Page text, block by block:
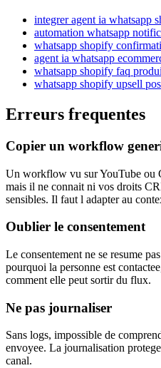
integrer agent ia whatsapp
automation whatsapp
whatsapp shopify
agent ia whatsapp
whatsapp shopify faq
whatsapp shopify upsell
Erreurs frequentes
Copier un workflow
Un workflow vu sur YouTube ou
mais il ne connait ni vos droits
sensibles. Il faut l adapter au
Oublier le consentement
Le consentement ne se resume
pourquoi la personne est
comment elle peut sortir du flux.
Ne pas journaliser
Sans logs, impossible de
envoyee. La journalisation
canal.